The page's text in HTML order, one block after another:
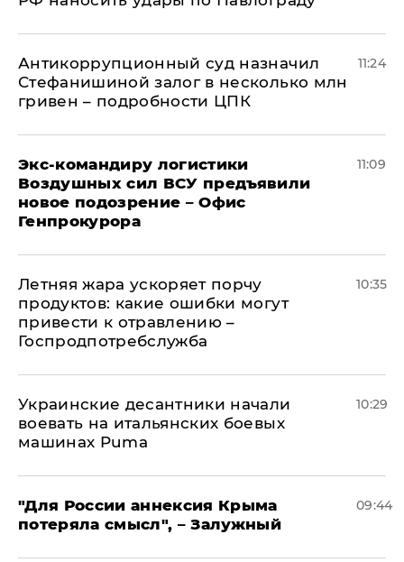
Антикоррупционный суд назначил
Стефанишиной залог в несколько млн
гривен – подробности ЦПК
11:24
Экс-командиру логистики
Воздушных сил ВСУ предъявили
новое подозрение – Офис
Генпрокурора
11:09
Летняя жара ускоряет порчу
продуктов: какие ошибки могут
привести к отравлению –
Госпродпотребслужба
10:35
Украинские десантники начали
воевать на итальянских боевых
машинах Puma
10:29
"Для России аннексия Крыма
потеряла смысл", – Залужный
09:44